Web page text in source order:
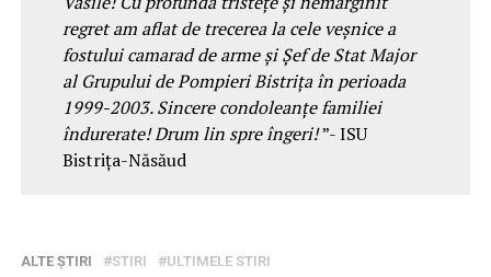
regret am aflat de trecerea la cele veșnice a
fostului camarad de arme și Șef de Stat Major
al Grupului de Pompieri Bistrița în perioada
1999-2003. Sincere condoleanțe familiei
îndurerate! Drum lin spre îngeri!”- ISU
Bistrița-Năsăud
ALTE ȘTIRI STIRI ULTIMELE STIRI